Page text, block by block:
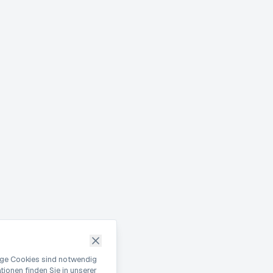
Cookies sind notwendig
finden Sie in unserer